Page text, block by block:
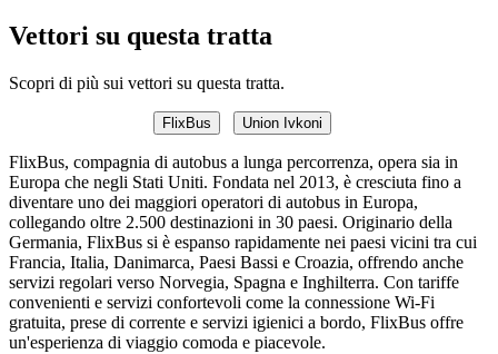
Vettori su questa tratta
Scopri di più sui vettori su questa tratta.
FlixBus Union Ivkoni
FlixBus, compagnia di autobus a lunga percorrenza, opera sia in
Europa che negli Stati Uniti. Fondata nel 2013, è cresciuta fino a
diventare uno dei maggiori operatori di autobus in Europa,
collegando oltre 2.500 destinazioni in 30 paesi. Originario della
Germania, FlixBus si è espanso rapidamente nei paesi vicini tra cui
Francia, Italia, Danimarca, Paesi Bassi e Croazia, offrendo anche
servizi regolari verso Norvegia, Spagna e Inghilterra. Con tariffe
convenienti e servizi confortevoli come la connessione Wi-Fi
gratuita, prese di corrente e servizi igienici a bordo, FlixBus offre
un'esperienza di viaggio comoda e piacevole.